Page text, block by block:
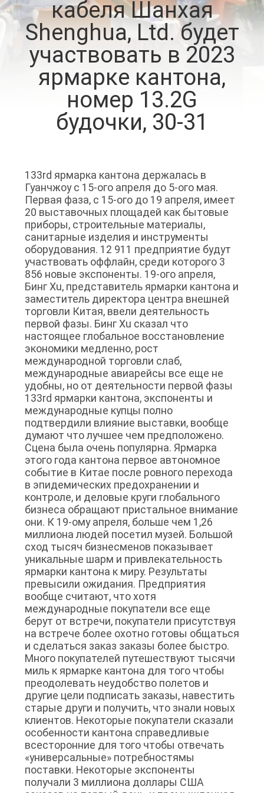
О
КОМПАНИИ
НАША
ФАБРИКА
КОНТРОЛЬ
КОНТАКТНЫЕ
ДАННЫЕ
НОВОСТИ
BLOG
ОТПРАВИТЬ
ЗАПРОС
NEWS
КАРТА
САЙТА
ПОЛИТИКА
КОНФИДЕНЦИАЛЬНОСТИ
кабеля Шанхая
Shenghua, Ltd. будет
участвовать в 2023
ярмарке кантона,
номер 13.2G
будочки, 30-31
133rd ярмарка кантона держалась в
Гуанчжоу с 15-ого апреля до 5-ого мая.
Первая фаза, с 15-ого до 19 апреля, имеет
20 выставочных площадей как бытовые
приборы, строительные материалы,
санитарные изделия и инструменты
оборудования. 12 911 предприятие будут
участвовать оффлайн, среди которого 3
856 новые экспоненты. 19-ого апреля,
Бинг Xu, представитель ярмарки кантона и
заместитель директора центра внешней
торговли Китая, ввели деятельность
первой фазы. Бинг Xu сказал что
настоящее глобальное восстановление
экономики медленно, рост
международной торговли слаб,
международные авиарейсы все еще не
удобны, но от деятельности первой фазы
133rd ярмарки кантона, экспоненты и
международные купцы полно
подтвердили влияние выставки, вообще
думают что лучшее чем предположено.
Сцена была очень популярна. Ярмарка
этого года кантона первое автономное
событие в Китае после ровного перехода
в эпидемических предохранении и
контроле, и деловые круги глобального
бизнеса обращают пристальное внимание
они. К 19-ому апреля, больше чем 1,26
миллиона людей посетил музей. Большой
сход тысяч бизнесменов показывает
уникальные шарм и привлекательность
ярмарки кантона к миру. Результаты
превысили ожидания. Предприятия
вообще считают, что хотя
международные покупатели все еще
берут от встречи, покупатели присутствуя
на встрече более охотно готовы общаться
и сделаться заказ заказы более быстро.
Много покупателей путешествуют тысячи
миль к ярмарке кантона для того чтобы
преодолевать неудобство полетов и
другие цели подписать заказы, навестить
старые други и получить, что знали новых
клиентов. Некоторые покупатели сказали
особенности кантона справедливые
всесторонние для того чтобы отвечать
«универсальные» потребностямы
поставки. Некоторые экспоненты
получали 3 миллиона доллары США